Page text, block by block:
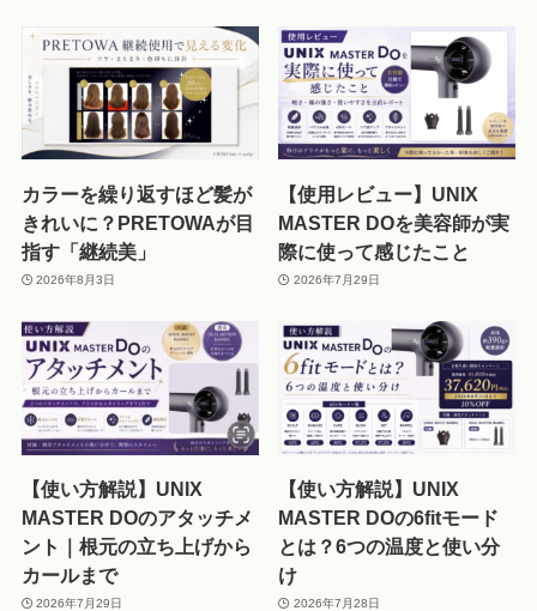
カラーを繰り返すほど髪が
きれいに？PRETOWAが目
指す「継続美」
2026年8月3日
【使用レビュー】UNIX
MASTER DOを美容師が実
際に使って感じたこと
2026年7月29日
【使い方解説】UNIX
MASTER DOのアタッチメ
ント｜根元の立ち上げから
カールまで
2026年7月29日
【使い方解説】UNIX
MASTER DOの6fitモード
とは？6つの温度と使い分
け
2026年7月28日